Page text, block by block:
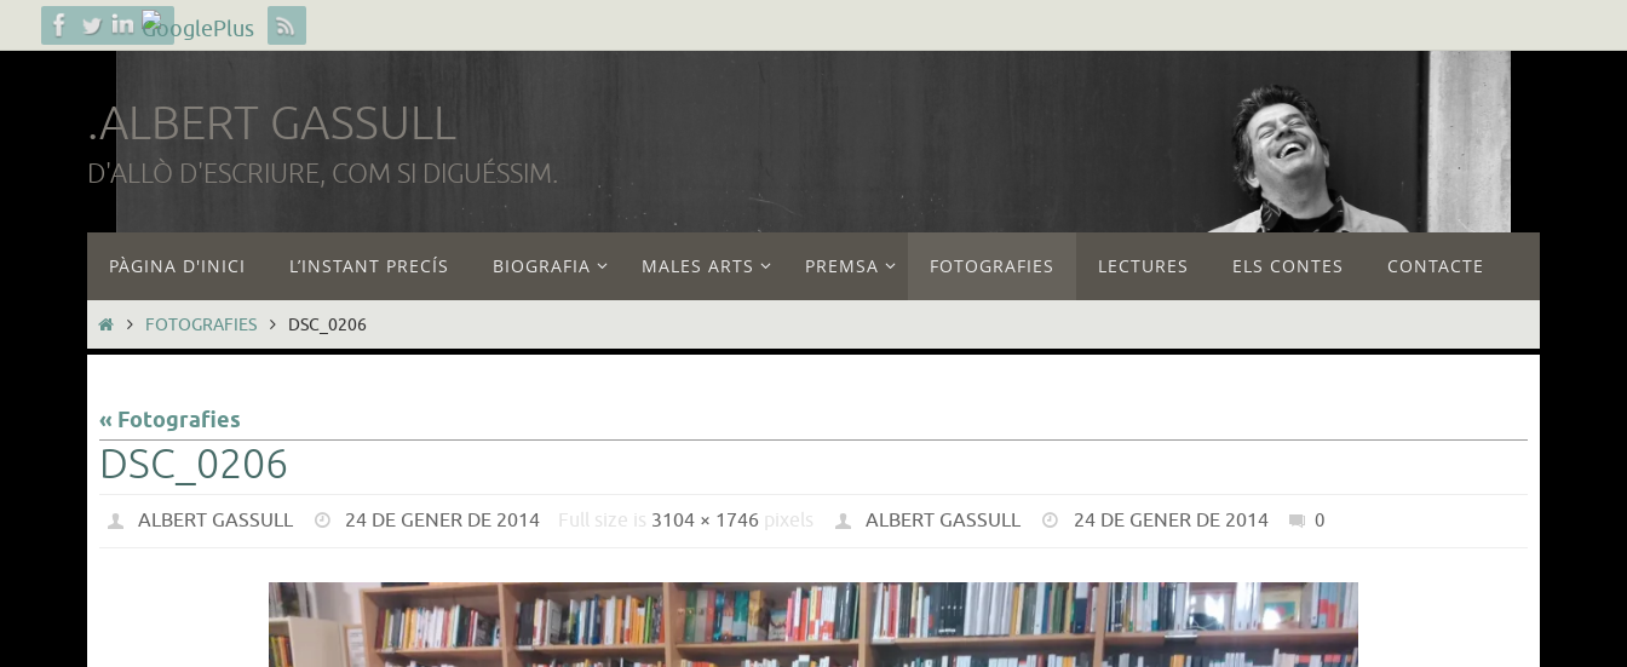
to
.ALBERT GASSULL
D'ALLÒ D'ESCRIURE, COM SI DIGUÉSSIM.
content
PÀGINA D'INICI L’INSTANT PRECÍS BIOGRAFIA MALES ARTS PREMSA FOTOGRAFIES LECTURES ELS CONTES CONTACTE
HOMEFOTOGRAFIES DSC_0206
« Fotografies
DSC_0206
ALBERT GASSULL 24 DE GENER DE 2014 Full size is 3104 × 1746 pixels ALBERT GASSULL 24 DE GENER DE 2014 0